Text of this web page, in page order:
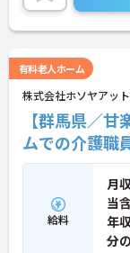
有料老人ホーム
株式会社ホソヤアッ
【群馬県／
ムでの介護職
給料
月
当
年
分